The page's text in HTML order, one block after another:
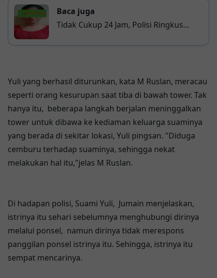
Baca juga
Tidak Cukup 24 Jam, Polisi Ringkus
Yuli yang berhasil diturunkan, kata M Ruslan, meracau
seperti orang kesurupan saat tiba di bawah tower. Tak
hanya itu, beberapa langkah berjalan meninggalkan
tower untuk dibawa ke kediaman keluarga suaminya
yang berada di sekitar lokasi, Yuli pingsan. "Diduga
cemburu terhadap suaminya, sehingga nekat
melakukan hal itu,"jelas M Ruslan.
Di hadapan polisi, Suami Yuli, Jumain menjelaskan,
istrinya itu sehari sebelumnya menghubungi dirinya
melalui ponsel, namun dirinya tidak merespons
panggilan ponsel istrinya itu. Sehingga, istrinya itu
sempat mencarinya.